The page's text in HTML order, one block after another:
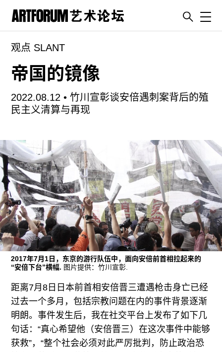
artguide
新闻
展评
杂志
ENGLISH
ART & EDUCATION
广告
订阅
往期内容
联系我们
关注我们
观点 SLANT
帝国的镜像
2022.08.12 •竹川宣彰谈安倍遇刺案背后的殖
民主义清算与再现
2017年7月1日，东京的游行队伍中，面向安倍前首相拉起来的
“安倍下台”横幅. 图片提供：竹川宣彰.
距离7月8日日本前首相安倍晋三遭遇枪击身亡已经
过去一个多月，包括宗教问题在内的事件背景逐渐
明朗。事件发生后，我在社交平台上发布了如下几
句话：“真心希望他（安倍晋三）在这次事件中能够
获救”，“整个社会必须对此严厉批判，防止政治恐